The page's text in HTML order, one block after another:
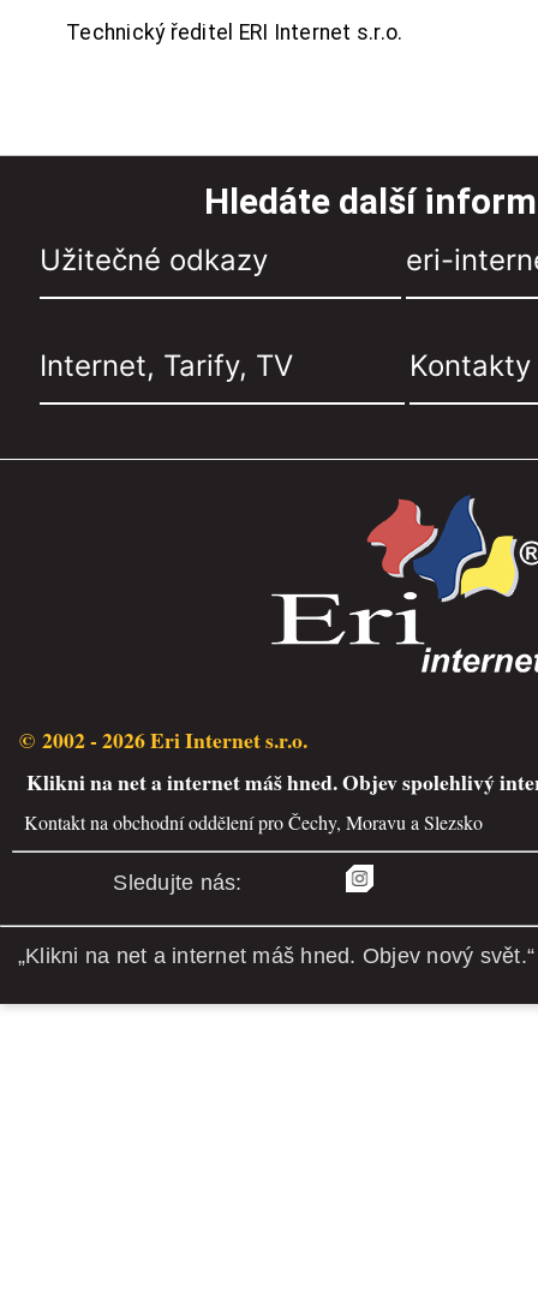
Technický ředitel ERI Internet s.r.o.
Hledáte další
Užitečné odkazy eri-
Internet, Tarify, TV Kontakty
© 2002 - 2026 Eri Internet s.r.o.
Klikni na net a internet máš hned. Objev spolehlivý
Kontakt na obchodní oddělení pro Čechy, Moravu a Slezsko
Sledujte nás:
„Klikni na net a internet máš hned. Objev nový svět.“